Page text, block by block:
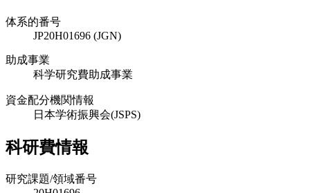
体系的番号
JP20H01696 (JGN)
助成事業
科学研究費助成事業
資金配分機関情報
日本学術振興会(JSPS)
科研費情報
研究課題/領域番号